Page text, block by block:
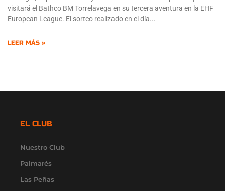
visitará el Bathco BM Torrelavega en su tercera aventura en la EHF
European League. El sorteo realizado en el día
LEER MÁS »
EL CLUB
Nuestro Club
Palmarés
Las Peñas